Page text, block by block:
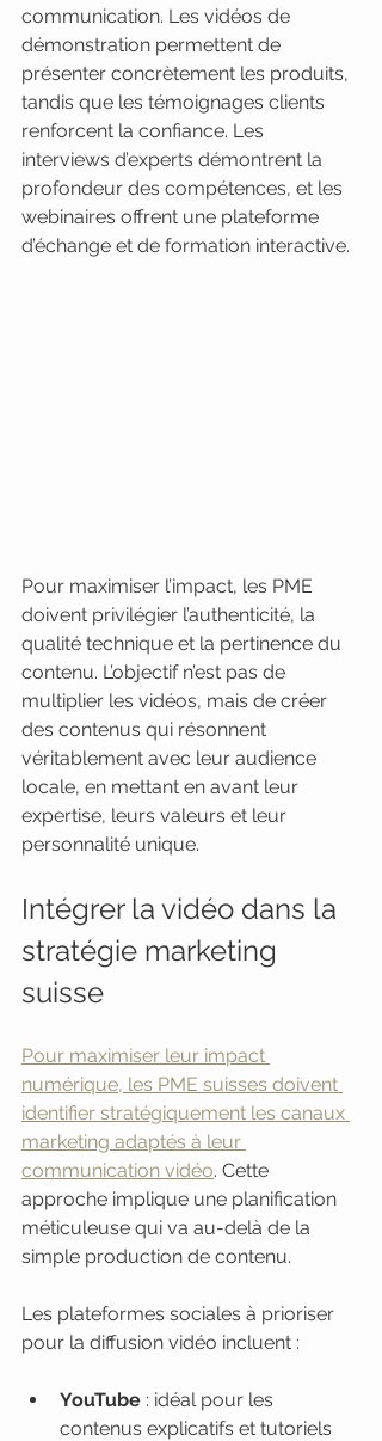
communication. Les vidéos de
démonstration permettent de
présenter concrètement les produits,
tandis que les témoignages clients
renforcent la confiance. Les
interviews d’experts démontrent la
profondeur des compétences, et les
webinaires offrent une plateforme
d’échange et de formation interactive.
Pour maximiser l’impact, les PME
doivent privilégier l’authenticité, la
qualité technique et la pertinence du
contenu. L’objectif n’est pas de
multiplier les vidéos, mais de créer
des contenus qui résonnent
véritablement avec leur audience
locale, en mettant en avant leur
expertise, leurs valeurs et leur
personnalité unique.
Intégrer la vidéo dans la
stratégie marketing
suisse
Pour maximiser leur impact
numérique, les PME suisses doivent
identifier stratégiquement les canaux
marketing adaptés à leur
communication vidéo. Cette
approche implique une planification
méticuleuse qui va au-delà de la
simple production de contenu.
Les plateformes sociales à prioriser
pour la diffusion vidéo incluent :
YouTube : idéal pour les
contenus explicatifs et tutoriels